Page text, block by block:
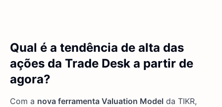
Qual é a tendência de alta das
ações da Trade Desk a partir de
agora?
Com a nova ferramenta Valuation Model da TIKR,